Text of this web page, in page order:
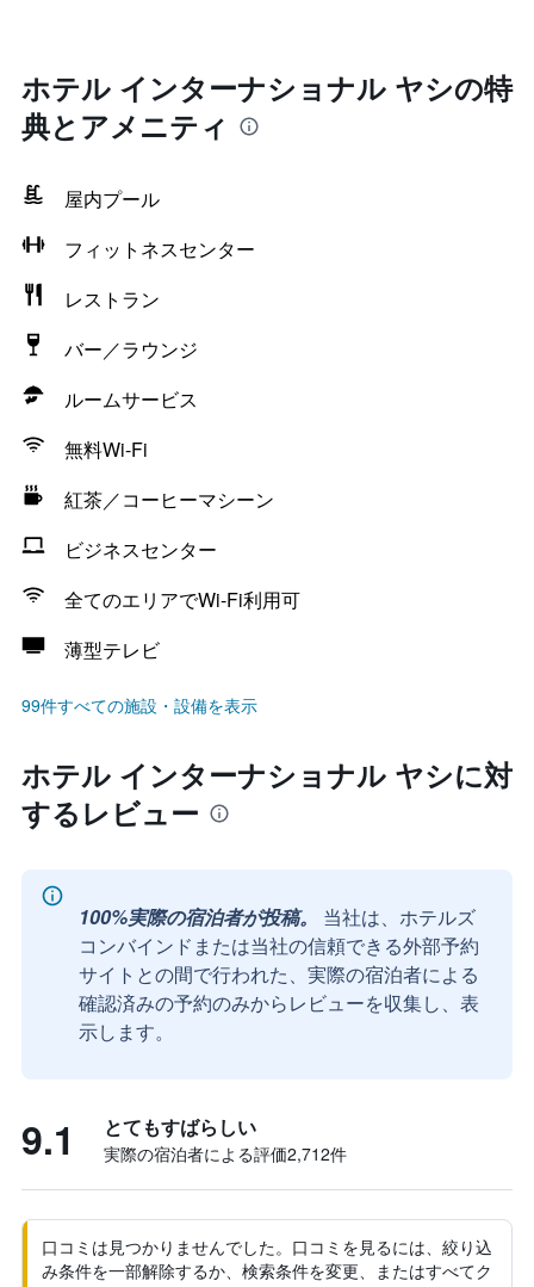
ホテル インターナショナル ヤシの特
典とアメニティ
屋内プール
フィットネスセンター
レストラン
バー／ラウンジ
ルームサービス
無料Wi-Fi
紅茶／コーヒーマシーン
ビジネスセンター
全てのエリアでWi-Fi利用可
薄型テレビ
99件すべての施設・設備を表示
ホテル インターナショナル ヤシに対
するレビュー
100%実際の宿泊者が投稿。
当社は、ホテルズ
コンバインドまたは当社の信頼できる外部予約
サイトとの間で行われた、実際の宿泊者による
確認済みの予約のみからレビューを収集し、表
示します。
9.1 とてもすばらしい
実際の宿泊者による評価2,712​件
口コミは見つかりませんでした。口コミを見るには、絞り込
み条件を一部解除するか、検索条件を変更、またはすべてク